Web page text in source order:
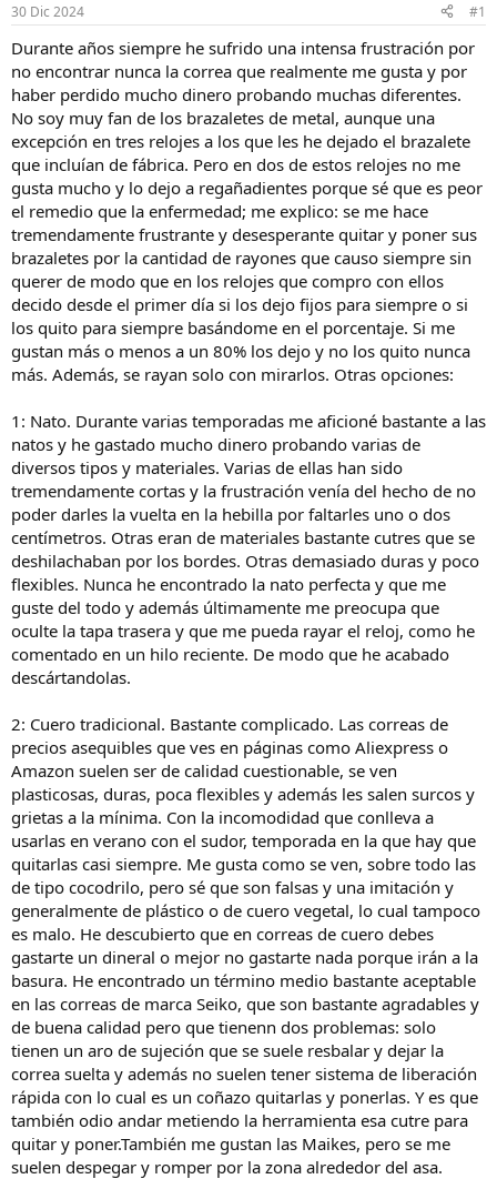
l
h
i
l
o
i
o
30 Dic 2024 #1
Durante años siempre he sufrido una intensa frustración por
no encontrar nunca la correa que realmente me gusta y por
haber perdido mucho dinero probando muchas diferentes.
No soy muy fan de los brazaletes de metal, aunque una
excepción en tres relojes a los que les he dejado el brazalete
que incluían de fábrica. Pero en dos de estos relojes no me
gusta mucho y lo dejo a regañadientes porque sé que es peor
el remedio que la enfermedad; me explico: se me hace
tremendamente frustrante y desesperante quitar y poner sus
brazaletes por la cantidad de rayones que causo siempre sin
querer de modo que en los relojes que compro con ellos
decido desde el primer día si los dejo fijos para siempre o si
los quito para siempre basándome en el porcentaje. Si me
gustan más o menos a un 80% los dejo y no los quito nunca
más. Además, se rayan solo con mirarlos. Otras opciones:
1: Nato. Durante varias temporadas me aficioné bastante a las
natos y he gastado mucho dinero probando varias de
diversos tipos y materiales. Varias de ellas han sido
tremendamente cortas y la frustración venía del hecho de no
poder darles la vuelta en la hebilla por faltarles uno o dos
centímetros. Otras eran de materiales bastante cutres que se
deshilachaban por los bordes. Otras demasiado duras y poco
flexibles. Nunca he encontrado la nato perfecta y que me
guste del todo y además últimamente me preocupa que
oculte la tapa trasera y que me pueda rayar el reloj, como he
comentado en un hilo reciente. De modo que he acabado
descártandolas.
2: Cuero tradicional. Bastante complicado. Las correas de
precios asequibles que ves en páginas como Aliexpress o
Amazon suelen ser de calidad cuestionable, se ven
plasticosas, duras, poca flexibles y además les salen surcos y
grietas a la mínima. Con la incomodidad que conlleva a
usarlas en verano con el sudor, temporada en la que hay que
quitarlas casi siempre. Me gusta como se ven, sobre todo las
de tipo cocodrilo, pero sé que son falsas y una imitación y
generalmente de plástico o de cuero vegetal, lo cual tampoco
es malo. He descubierto que en correas de cuero debes
gastarte un dineral o mejor no gastarte nada porque irán a la
basura. He encontrado un término medio bastante aceptable
en las correas de marca Seiko, que son bastante agradables y
de buena calidad pero que tienenn dos problemas: solo
tienen un aro de sujeción que se suele resbalar y dejar la
correa suelta y además no suelen tener sistema de liberación
rápida con lo cual es un coñazo quitarlas y ponerlas. Y es que
también odio andar metiendo la herramienta esa cutre para
quitar y poner.También me gustan las Maikes, pero se me
suelen despegar y romper por la zona alrededor del asa.